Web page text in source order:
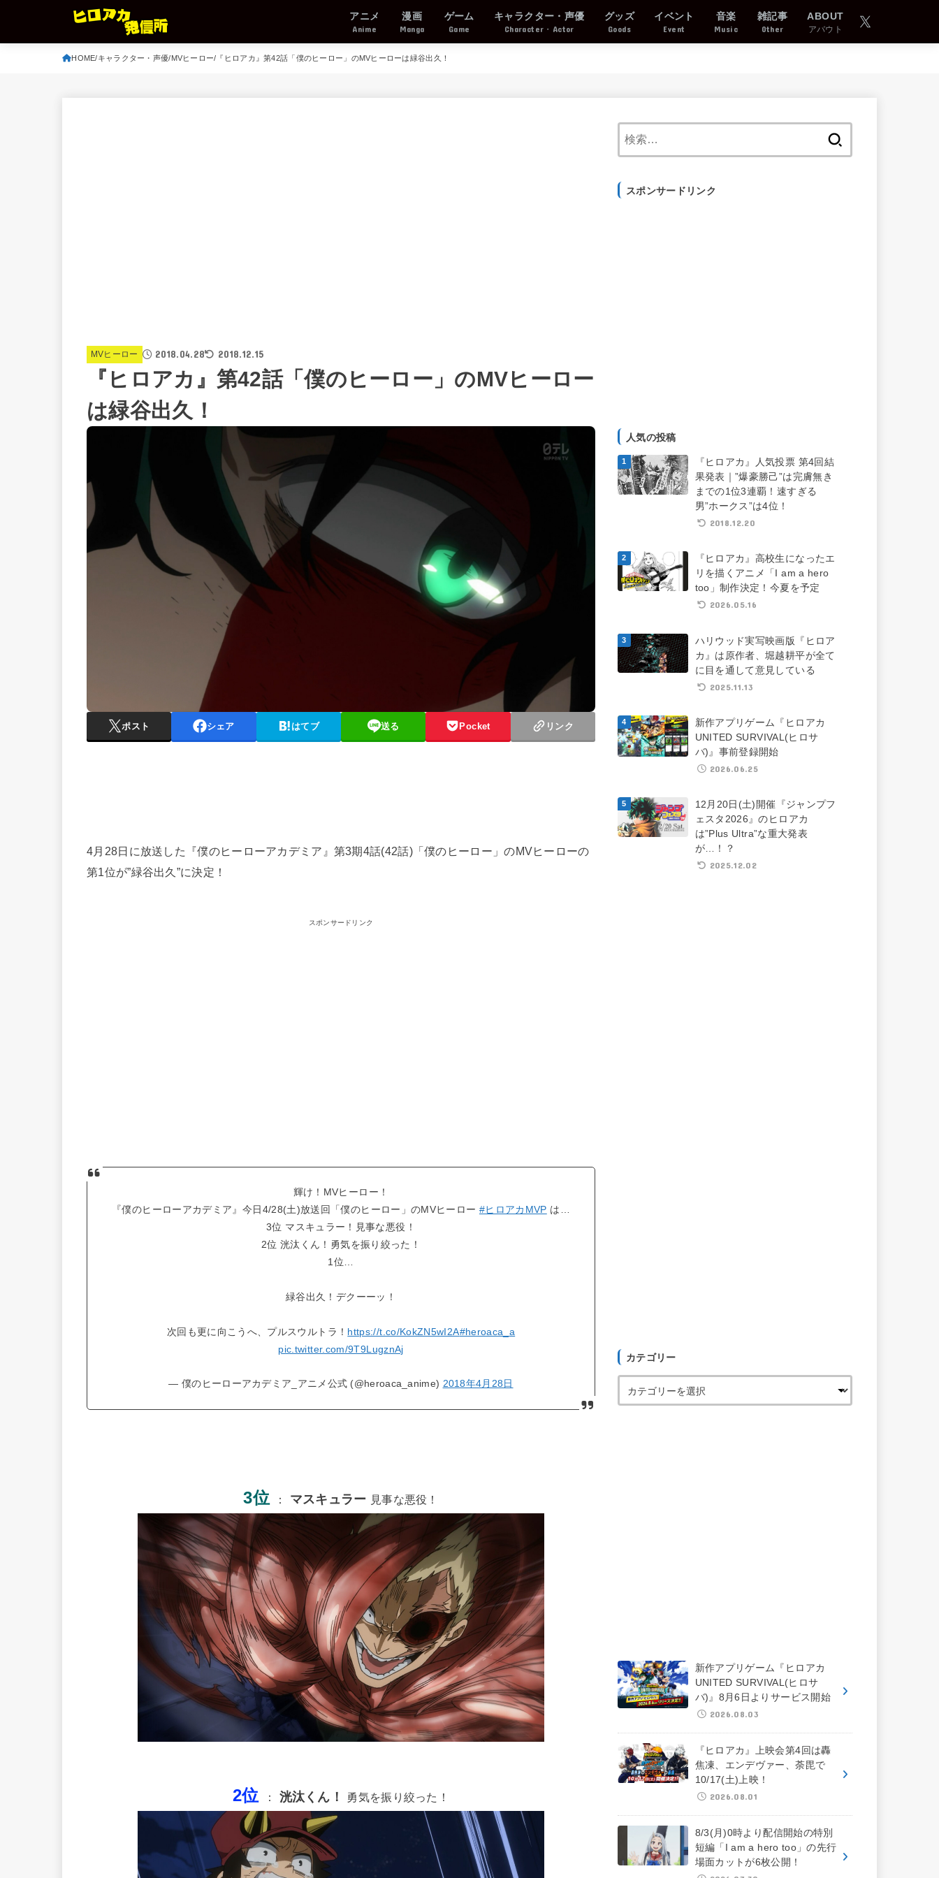
アニメ
Anime
漫画
Manga
ゲーム
Game
キャラクター・声優
Character・Actor
グッズ
Goods
イベント
Event
音楽
Music
雑記事
Other
ABOUT
アバウト
HOME キャラクター・声優 MVヒーロー 『ヒロアカ』第42話「僕のヒーロー」のMVヒーローは緑谷出久！
MVヒーロー 2018.04.28 2018.12.15
『ヒロアカ』第42話「僕のヒーロー」のMVヒーロー
は緑谷出久！
ポスト シェア はてブ 送る Pocket リンク
4月28日に放送した『僕のヒーローアカデミア』第3期4話(42話)「僕のヒーロー」のMVヒーローの
第1位が”緑谷出久”に決定！
スポンサードリンク
輝け！MVヒーロー！
『僕のヒーローアカデミア』今日4/28(土)放送回「僕のヒーロー」のMVヒーロー #ヒロアカMVP は…
3位 マスキュラー！見事な悪役！
2位 洸汰くん！勇気を振り絞った！
1位…
緑谷出久！デクーーッ！
次回も更に向こうへ、プルスウルトラ！ https://t.co/KokZN5wI2A#heroaca_a
pic.twitter.com/9T9LugznAj
— 僕のヒーローアカデミア_アニメ公式 (@heroaca_anime) 2018年4月28日
3位 ： マスキュラー 見事な悪役！
2位 ： 洸汰くん！ 勇気を振り絞った！
スポンサードリンク
人気の投稿
『ヒロアカ』人気投票 第4回結
果発表｜”爆豪勝己”は完膚無き
までの1位3連覇！速すぎる
男”ホークス”は4位！
2018.12.20
『ヒロアカ』高校生になったエ
リを描くアニメ「I am a hero
too」制作決定！今夏を予定
2026.05.16
ハリウッド実写映画版『ヒロア
カ』は原作者、堀越耕平が全て
に目を通して意見している
2025.11.13
新作アプリゲーム『ヒロアカ
UNITED SURVIVAL(ヒロサ
バ)』事前登録開始
2026.06.25
12月20日(土)開催『ジャンプフ
ェスタ2026』のヒロアカ
は”Plus Ultra”な重大発表
が…！？
2025.12.02
カテゴリー
新作アプリゲーム『ヒロアカ
UNITED SURVIVAL(ヒロサ
バ)』8月6日よりサービス開始
2026.08.03
『ヒロアカ』上映会第4回は轟
焦凍、エンデヴァー、荼毘で
10/17(土)上映！
2026.08.01
8/3(月)0時より配信開始の特別
短編「I am a hero too」の先行
場面カットが6枚公開！